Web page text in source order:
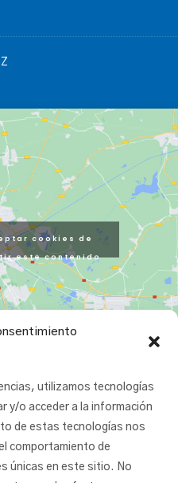
utilizamos tecnologías
y/o acceder a la información
de estas tecnologías nos
comportamiento de
únicas en este sitio. No
cookies de
este contenido